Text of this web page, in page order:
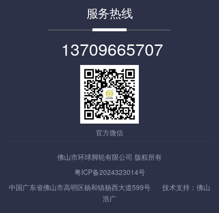
服务热线
13709665707
官方微信
佛山市环球脚轮有限公司 版权所有
粤ICP备2024323014号
中国广东省佛山市高明区杨和镇杨西大道599号 技术支持： 佛山
浩广